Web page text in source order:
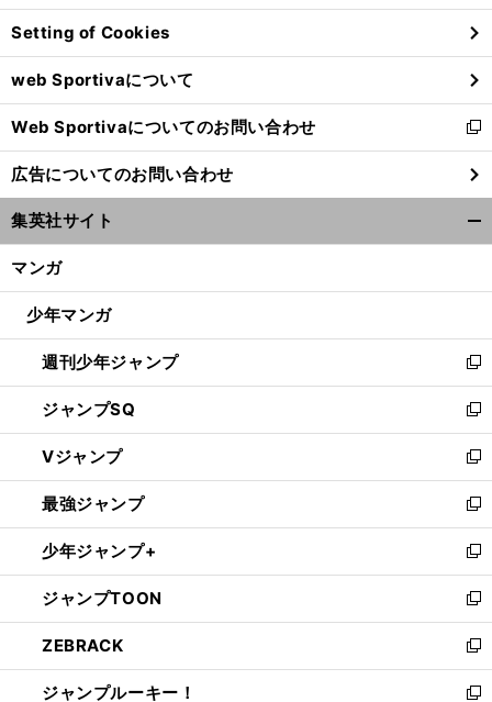
へ ン
ド
ウ
で
開
く
Setting of Cookies
web Sportivaについて
Web Sportivaについてのお問い合わせ
新
し
い
ウ
ィ
ン
ウ
開
く
広告についてのお問い合わせ
集英社サイト
マンガ
少年マンガ
週刊少年ジャンプ
新
し
い
ウ
ィ
ン
ド
ウ
で
開
く
ジャンプSQ
新
し
い
ウ
ィ
ン
ド
ウ
で
開
く
Vジャンプ
新
し
い
ウ
ィ
ン
ド
ウ
で
開
く
最強ジャンプ
新
し
い
ウ
ィ
ン
ド
ウ
で
少年ジャンプ+
新
し
い
ウ
ィ
ン
ド
ジャンプTOON
新
し
い
ウ
ィ
ZEBRACK
新
し
い
ジャンプルーキー！
新